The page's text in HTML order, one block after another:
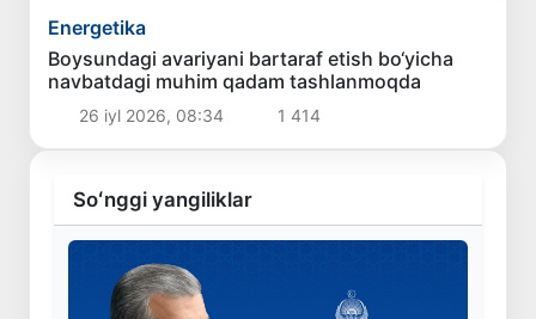
Energetika
Boysundagi avariyani bartaraf etish bo‘yicha
navbatdagi muhim qadam tashlanmoqda
26 iyl 2026, 08:34 1 414
Soʻnggi yangiliklar